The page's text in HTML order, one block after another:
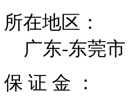
所在地区：
广东-东莞市
保 证 金 ：